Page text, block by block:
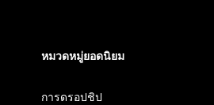
หมวดหมู่ยอดนิยม
การดรอปชิป